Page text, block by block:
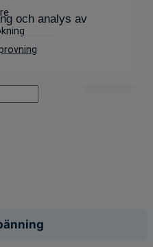
och analys av